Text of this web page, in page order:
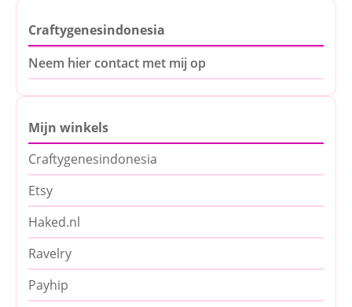
Craftygenesindonesia
Neem hier contact met mij op
Mijn winkels
Craftygenesindonesia
Etsy
Haked.nl
Ravelry
Payhip